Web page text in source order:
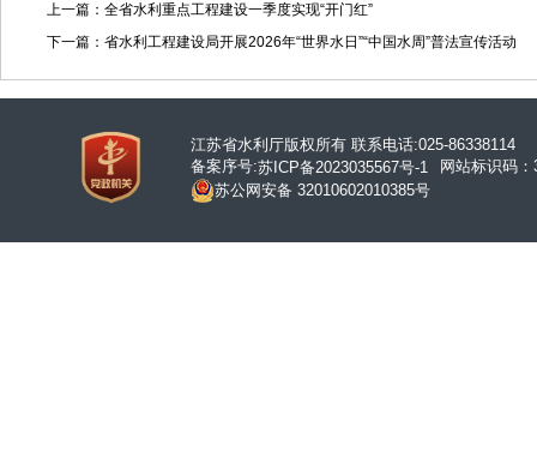
上一篇：全省水利重点工程建设一季度实现“开门红”
下一篇：省水利工程建设局开展2026年“世界水日”“中国水周”普法宣传活动
江苏省水利厅版权所有 联系电话:025-86338114
备案序号:苏ICP备2023035567号-1
网站标识码
苏公网安备 32010602010385号